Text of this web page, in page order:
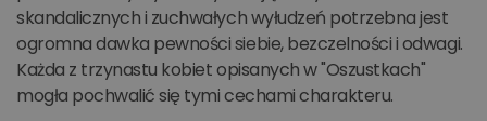
skandalicznych i zuchwałych wyłudzeń potrzebna jest
ogromna dawka pewności siebie, bezczelności i odwagi.
Każda z trzynastu kobiet opisanych w "Oszustkach"
mogła pochwalić się tymi cechami charakteru.